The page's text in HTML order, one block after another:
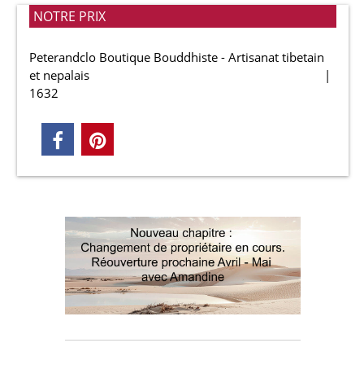
NOTRE PRIX
Peterandclo Boutique Bouddhiste - Artisanat tibetain
et nepalais
1632